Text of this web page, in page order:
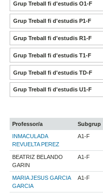
Grup Treball fi d'estudis O1-F
Grup Treball fi d'estudis P1-F
Grup Treball fi d'estudis R1-F
Grup Treball fi d'estudis T1-F
Grup Treball fi d'estudis TD-F
Grup Treball fi d'estudis U1-F
Professor/a Subgrup
INMACULADA
REVUELTA PEREZ
A1-F
BEATRIZ BELANDO
GARIN
A1-F
MARIA JESUS GARCIA
GARCIA
A1-F